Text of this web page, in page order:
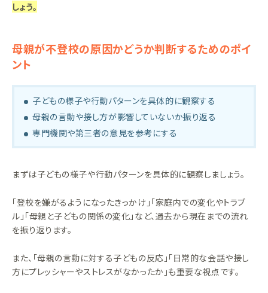
しょう。
母親が不登校の原因かどうか判断するためのポイ
ント
子どもの様子や行動パターンを具体的に観察する
母親の言動や接し方が影響していないか振り返る
専門機関や第三者の意見を参考にする
まずは子どもの様子や行動パターンを具体的に観察しましょう。
「登校を嫌がるようになったきっかけ」「家庭内での変化やトラブ
ル」「母親と子どもの関係の変化」など、過去から現在までの流れ
を振り返ります。
また、「母親の言動に対する子どもの反応」「日常的な会話や接し
方にプレッシャーやストレスがなかったか」も重要な視点です。